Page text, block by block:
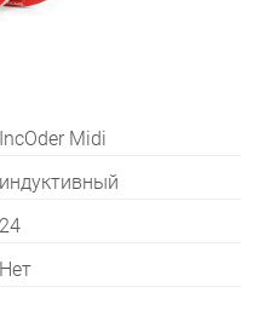
IncOder Midi
индуктивный
24
Нет